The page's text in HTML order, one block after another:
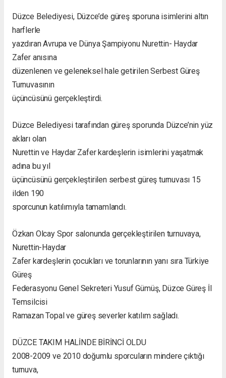
Düzce Belediyesi, Düzce’de güreş sporuna isimlerini altın
harflerle
yazdıran Avrupa ve Dünya Şampiyonu Nurettin- Haydar
Zafer anısına
düzenlenen ve geleneksel hale getirilen Serbest Güreş
Turnuvasının
üçüncüsünü gerçekleştirdi.
Düzce Belediyesi tarafından güreş sporunda Düzce’nin yüz
akları olan
Nurettin ve Haydar Zafer kardeşlerin isimlerini yaşatmak
adına bu yıl
üçüncüsünü gerçekleştirilen serbest güreş turnuvası 15
ilden 190
sporcunun katılımıyla tamamlandı.
Özkan Olcay Spor salonunda gerçekleştirilen turnuvaya,
Nurettin-Haydar
Zafer kardeşlerin çocukları ve torunlarının yanı sıra Türkiye
Güreş
Federasyonu Genel Sekreteri Yusuf Gümüş, Düzce Güreş İl
Temsilcisi
Ramazan Topal ve güreş severler katılım sağladı.
DÜZCE TAKIM HALİNDE BİRİNCİ OLDU
2008-2009 ve 2010 doğumlu sporcuların mindere çıktığı
turnuva,